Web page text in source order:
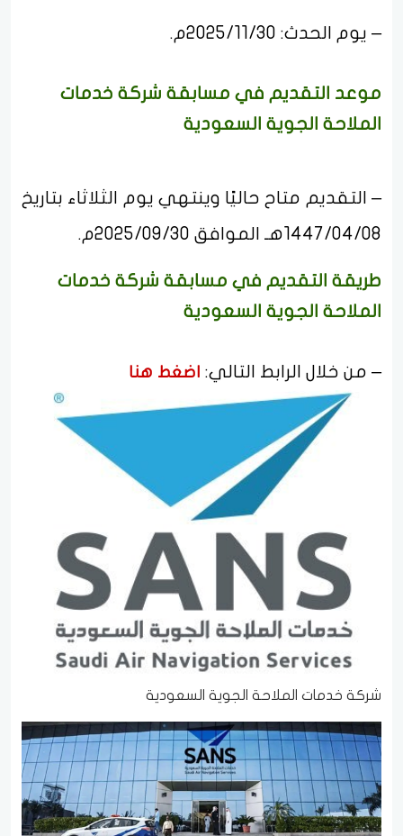
– يوم الحدث: 2025/11/30م.
موعد التقديم في مسابقة شركة خدمات
الملاحة الجوية السعودية
– التقديم متاح حاليًا وينتهي يوم الثلاثاء بتاريخ
1447/04/08هـ الموافق 2025/09/30م.
طريقة التقديم في مسابقة شركة خدمات
الملاحة الجوية السعودية
– من خلال الرابط التالي: اضغط هنا
شركة خدمات الملاحة الجوية السعودية